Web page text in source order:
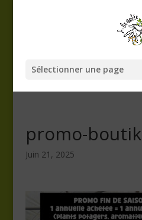
Sélectionner une page
promo-boutik
Juin 21, 2025